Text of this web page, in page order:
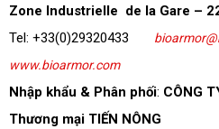
Zone Industrielle de la Gare –
Tel: +33(0)29320433
www.bioarmor.com
Nhập khẩu & Phân phối: CÔNG
Thương mại TIẾN NÔNG